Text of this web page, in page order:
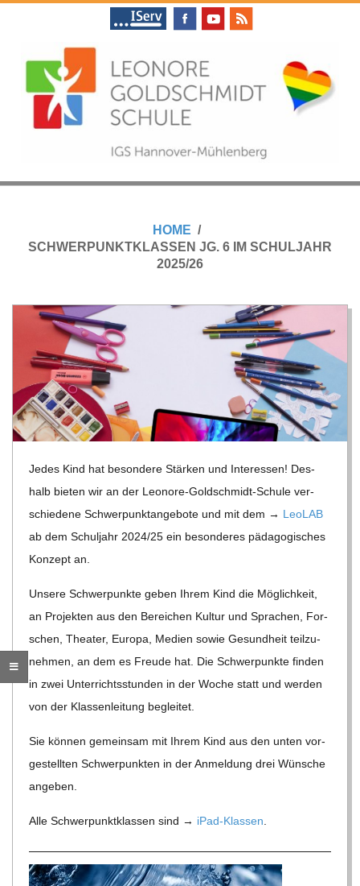
L
N
O
R
E
G
O
L
D
S
C
H
M
HOME
SCHWERPUNKTKLASSEN JG. 6 IM SCHULJAHR
2025/26
Jedes Kind hat beson­dere Stär­ken und Inter­es­sen! Des­
halb bie­ten wir an der Leo­nore-Gold­schmidt-Schule ver­
schie­dene Schwer­punkt­an­ge­bote und mit dem → Leo­LAB
ab dem Schul­jahr 2024/​25 ein beson­de­res päd­ago­gi­sches
Kon­zept an.
Unsere Schwer­punkte geben Ihrem Kind die Mög­lich­keit,
an Pro­jek­ten aus den Berei­chen Kul­tur und Spra­chen, For­
schen, Thea­ter, Europa, Medien sowie Gesund­heit teil­zu­
neh­men, an dem es Freude hat. Die Schwer­punkte fin­den
in zwei Unter­richts­stun­den in der Woche statt und wer­den
von der Klas­sen­lei­tung begleitet.
Sie kön­nen gemein­sam mit Ihrem Kind aus den unten vor­
ge­stell­ten Schwer­punk­ten in der Anmel­dung drei Wün­sche
angeben.
Alle Schwer­punkt­klas­sen sind → iPad-Klas­sen